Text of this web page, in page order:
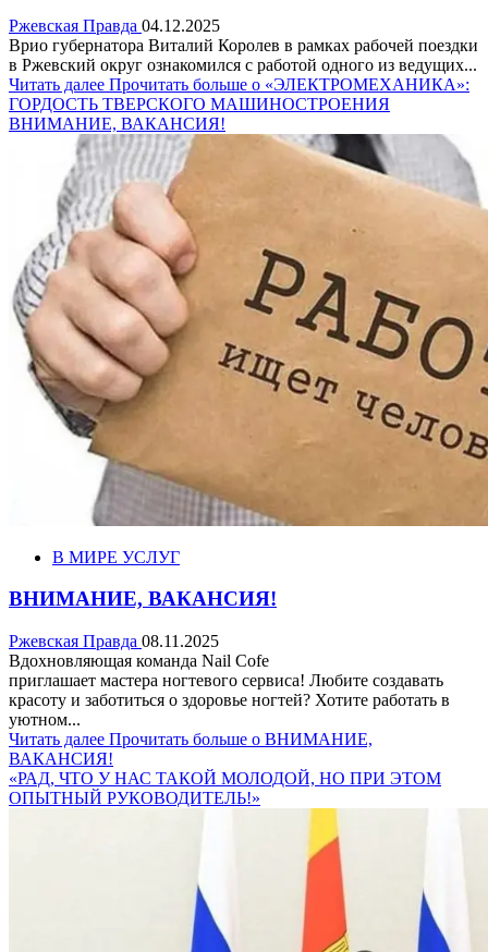
Ржевская Правда 04.12.2025
Врио губернатора Виталий Королев в рамках рабочей поездки
в Ржевский округ ознакомился с работой одного из ведущих...
Читать далее Прочитать больше о «ЭЛЕКТРОМЕХАНИКА»:
ГОРДОСТЬ ТВЕРСКОГО МАШИНОСТРОЕНИЯ
ВНИМАНИЕ, ВАКАНСИЯ!
В МИРЕ УСЛУГ
ВНИМАНИЕ, ВАКАНСИЯ!
Ржевская Правда 08.11.2025
Вдохновляющая команда Nail Cofe
приглашает мастера ногтевого сервиса! Любите создавать
красоту и заботиться о здоровье ногтей? Хотите работать в
уютном...
Читать далее Прочитать больше о ВНИМАНИЕ,
ВАКАНСИЯ!
«РАД, ЧТО У НАС ТАКОЙ МОЛОДОЙ, НО ПРИ ЭТОМ
ОПЫТНЫЙ РУКОВОДИТЕЛЬ!»